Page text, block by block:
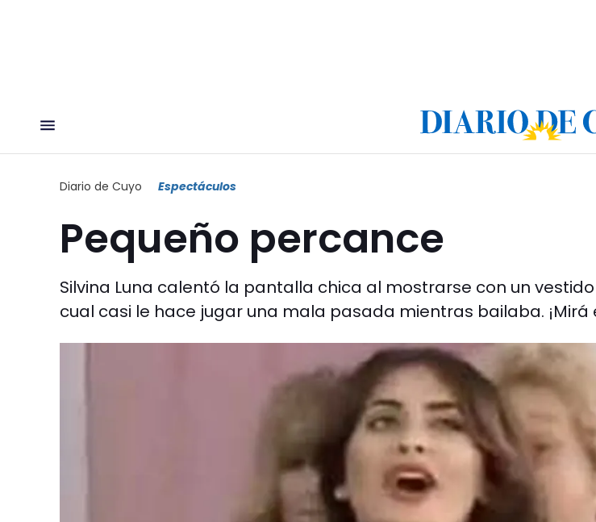
Diario de Cuyo Espectáculos
Pequeño percance
Silvina Luna calentó la pantalla chica al mostrarse con un
cual casi le hace jugar una mala pasada mientras bailaba. ¡Mirá